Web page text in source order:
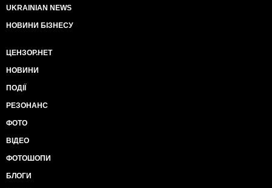
UKRAINIAN NEWS
НОВИНИ БІЗНЕСУ
ЦЕНЗОР.НЕТ
НОВИНИ
ПОДІЇ
РЕЗОНАНС
ФОТО
ВІДЕО
ФОТОШОПИ
БЛОГИ